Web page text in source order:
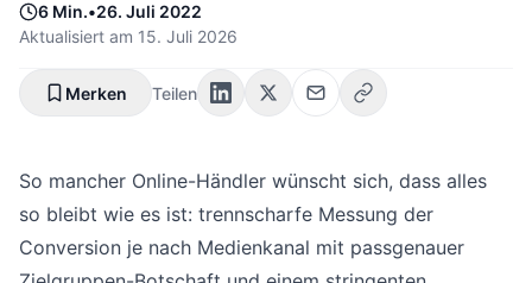
6 Min.•26. Juli 2022
Aktualisiert am 15. Juli 2026
Merken Teilen
So mancher Online-Händler wünscht sich, dass alles
so bleibt wie es ist: trennscharfe Messung der
Conversion je nach Medienkanal mit passgenauer